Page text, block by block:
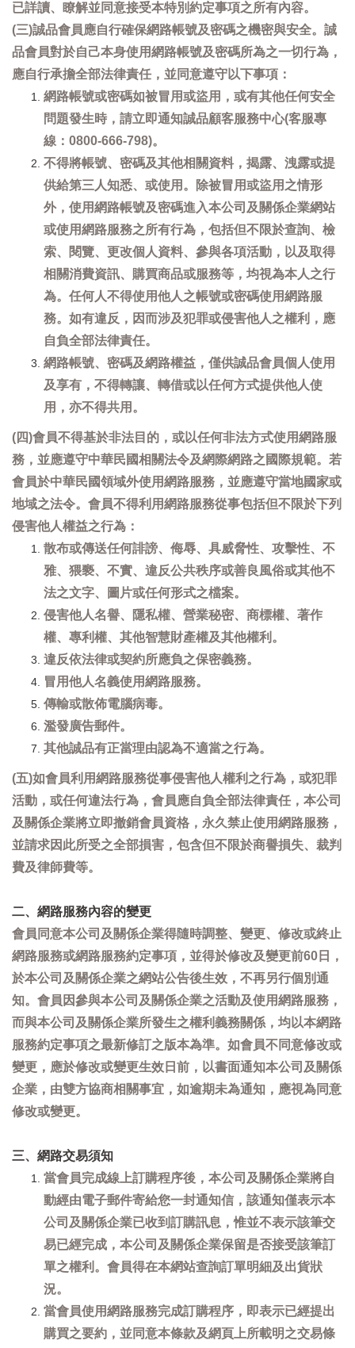
已詳讀、瞭解並同意接受本特別約定事項之所有內容。
(三)誠品會員應自行確保網路帳號及密碼之機密與安全。誠
品會員對於自己本身使用網路帳號及密碼所為之一切行為，
應自行承擔全部法律責任，並同意遵守以下事項：
網路帳號或密碼如被冒用或盜用，或有其他任何安全
問題發生時，請立即通知誠品顧客服務中心(客服專
線：0800-666-798)。
不得將帳號、密碼及其他相關資料，揭露、洩露或提
供給第三人知悉、或使用。除被冒用或盜用之情形
外，使用網路帳號及密碼進入本公司及關係企業網站
或使用網路服務之所有行為，包括但不限於查詢、檢
索、閱覽、更改個人資料、參與各項活動，以及取得
相關消費資訊、購買商品或服務等，均視為本人之行
為。任何人不得使用他人之帳號或密碼使用網路服
務。如有違反，因而涉及犯罪或侵害他人之權利，應
自負全部法律責任。
網路帳號、密碼及網路權益，僅供誠品會員個人使用
及享有，不得轉讓、轉借或以任何方式提供他人使
用，亦不得共用。
(四)會員不得基於非法目的，或以任何非法方式使用網路服
務，並應遵守中華民國相關法令及網際網路之國際規範。若
會員於中華民國領域外使用網路服務，並應遵守當地國家或
地域之法令。會員不得利用網路服務從事包括但不限於下列
侵害他人權益之行為：
散布或傳送任何誹謗、侮辱、具威脅性、攻擊性、不
雅、猥褻、不實、違反公共秩序或善良風俗或其他不
法之文字、圖片或任何形式之檔案。
侵害他人名譽、隱私權、營業秘密、商標權、著作
權、專利權、其他智慧財產權及其他權利。
違反依法律或契約所應負之保密義務。
冒用他人名義使用網路服務。
傳輸或散佈電腦病毒。
濫發廣告郵件。
其他誠品有正當理由認為不適當之行為。
(五)如會員利用網路服務從事侵害他人權利之行為，或犯罪
活動，或任何違法行為，會員應自負全部法律責任，本公司
及關係企業將立即撤銷會員資格，永久禁止使用網路服務，
並請求因此所受之全部損害，包含但不限於商譽損失、裁判
費及律師費等。
二、網路服務內容的變更
會員同意本公司及關係企業得隨時調整、變更、修改或終止
網路服務或網路服務約定事項，並得於修改及變更前60日，
於本公司及關係企業之網站公告後生效，不再另行個別通
知。會員因參與本公司及關係企業之活動及使用網路服務，
而與本公司及關係企業所發生之權利義務關係，均以本網路
服務約定事項之最新修訂之版本為準。如會員不同意修改或
變更，應於修改或變更生效日前，以書面通知本公司及關係
企業，由雙方協商相關事宜，如逾期未為通知，應視為同意
修改或變更。
三、網路交易須知
當會員完成線上訂購程序後，本公司及關係企業將自
動經由電子郵件寄給您一封通知信，該通知僅表示本
公司及關係企業已收到訂購訊息，惟並不表示該筆交
易已經完成，本公司及關係企業保留是否接受該筆訂
單之權利。會員得在本網站查詢訂單明細及出貨狀
況。
當會員使用網路服務完成訂購程序，即表示已經提出
購買之要約，並同意本條款及網頁上所載明之交易條